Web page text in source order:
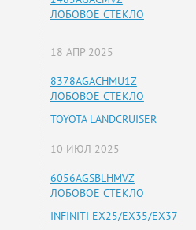
ЛОБОВОЕ СТЕКЛО
18 АПР 2025
8378AGACHMU1Z
ЛОБОВОЕ СТЕКЛО
TOYOTA LANDCRUISER
10 ИЮЛ 2025
6056AGSBLHMVZ
ЛОБОВОЕ СТЕКЛО
INFINITI EX25/EX35/EX37